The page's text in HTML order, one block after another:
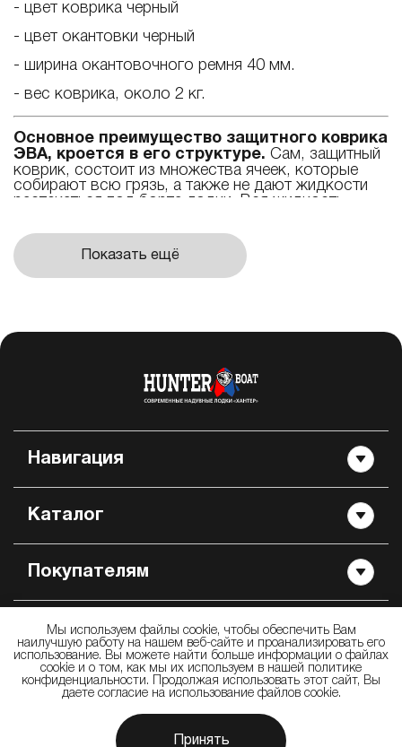
- цвет коврика черный
- цвет окантовки черный
- ширина окантовочного ремня 40 мм.
- вес коврика, около 2 кг.
Основное преимущество защитного коврика
ЭВА, кроется в его структуре. Сам, защитный
коврик, состоит из множества ячеек, которые
собирают всю грязь, а также не дают жидкости
растекаться под борта лодки. Вся жидкость
убирается путем переворачивания коврика и
похлопывания его рукой по обратной стороне.
После рыбалки. достаточно вынуть коврик из
лодки и сполоснуть его в воде. Обратная сторона
Показать ещё
Навигация
Каталог
Покупателям
Контакты
© 2009 —
ООО «Производственно Торговая Компания Хантер» —
производство и продажа надувных лодок «Хантер»
Мы используем файлы cookie, чтобы обеспечить Вам
наилучшую работу на нашем веб-сайте и проанализировать его
использование. Вы можете найти больше информации о файлах
cookie и о том, как мы их используем в нашей политике
конфиденциальности. Продолжая использовать этот сайт, Вы
даете согласие на использование файлов cookie.
Принять